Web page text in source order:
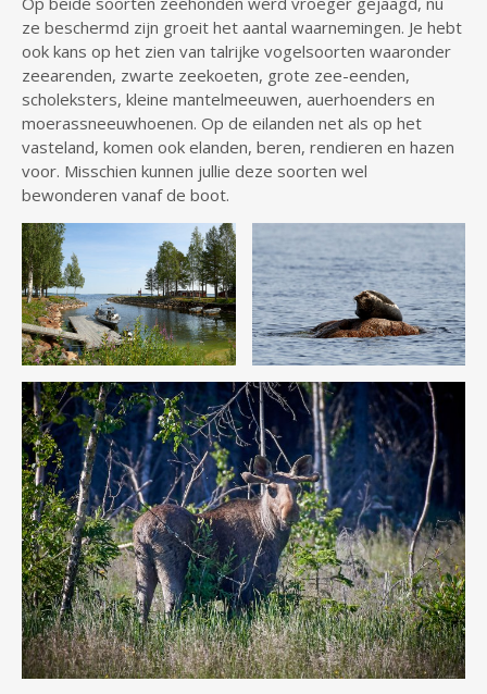
ze beschermd zijn groeit het aantal waarnemingen. Je hebt
ook kans op het zien van talrijke vogelsoorten waaronder
zeearenden, zwarte zeekoeten, grote zee-eenden,
scholeksters, kleine mantelmeeuwen, auerhoenders en
moerassneeuwhoenen. Op de eilanden net als op het
vasteland, komen ook elanden, beren, rendieren en hazen
voor. Misschien kunnen jullie deze soorten wel
bewonderen vanaf de boot.